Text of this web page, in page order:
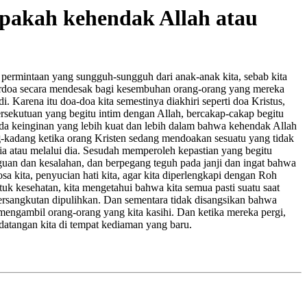
kehendak Allah atau
yang sungguh-sungguh dari anak-anak kita, sebab kita
secara mendesak bagi kesembuhan orang-orang yang mereka
Karena itu doa-doa kita semestinya diakhiri seperti doa Kristus,
yang begitu intim dengan Allah, bercakap-cakap begitu
keinginan yang lebih kuat dan lebih dalam bahwa kehendak Allah
ketika orang Kristen sedang mendoakan sesuatu yang tidak
melalui dia. Sesudah memperoleh kepastian yang begitu
dan kesalahan, dan berpegang teguh pada janji dan ingat bahwa
kita, penyucian hati kita, agar kita diperlengkapi dengan Roh
kesehatan, kita mengetahui bahwa kita semua pasti suatu saat
dipulihkan. Dan sementara tidak disangsikan bahwa
orang-orang yang kita kasihi. Dan ketika mereka pergi,
kita di tempat kediaman yang baru.